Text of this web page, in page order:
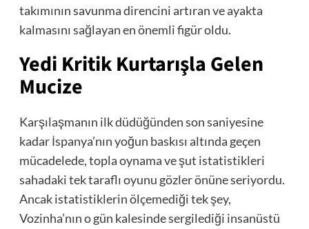
takımının savunma direncini artıran ve ayakta
kalmasını sağlayan en önemli figür oldu.
Yedi Kritik Kurtarışla Gelen
Mucize
Karşılaşmanın ilk düdüğünden son saniyesine
kadar İspanya’nın yoğun baskısı altında geçen
mücadelede, topla oynama ve şut istatistikleri
sahadaki tek taraflı oyunu gözler önüne seriyordu.
Ancak istatistiklerin ölçemediği tek şey,
Vozinha’nın o gün kalesinde sergilediği insanüstü